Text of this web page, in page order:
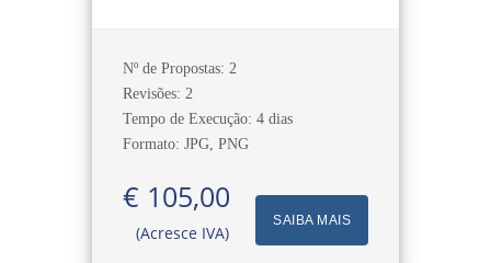
Nº de Propostas: 2
Revisões: 2
Tempo de Execução: 4 dias
Formato: JPG, PNG
€ 105,00
(Acresce IVA)
SAIBA MAIS